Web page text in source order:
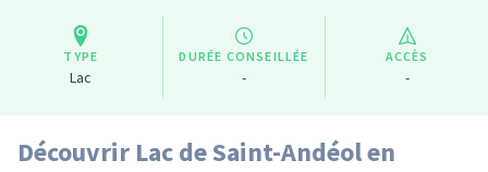
TYPE
Lac
DURÉE CONSEILLÉE
-
ACCÈS
-
Découvrir Lac de Saint-Andéol en